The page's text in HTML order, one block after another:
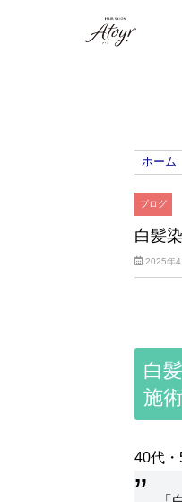
ホーム
ブログ
白髪
2025年4
白
施
40代・